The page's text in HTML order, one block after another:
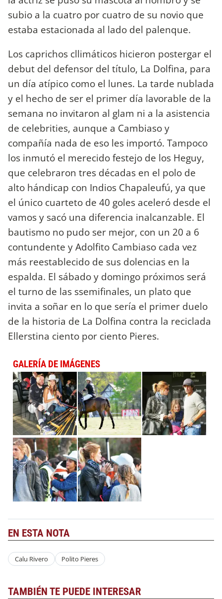
subio a la cuatro por cuatro de su novio que
estaba estacionada al lado del palenque.
Los caprichos cllimáticos hicieron postergar el
debut del defensor del título, La Dolfina, para
un día atípico como el lunes. La tarde nublada
y el hecho de ser el primer día lavorable de la
semana no invitaron al glam ni a la asistencia
de celebrities, aunque a Cambiaso y
compañía nada de eso les importó. Tampoco
los inmutó el merecido festejo de los Heguy,
que celebraron tres décadas en el polo de
alto hándicap con Indios Chapaleufú, ya que
el único cuarteto de 40 goles aceleró desde el
vamos y sacó una diferencia inalcanzable. El
bautismo no pudo ser mejor, con un 20 a 6
contundente y Adolfito Cambiaso cada vez
más reestablecido de sus dolencias en la
espalda. El sábado y domingo próximos será
el turno de las ssemifinales, un plato que
invita a soñar en lo que sería el primer duelo
de la historia de La Dolfina contra la reciclada
Ellerstina ciento por ciento Pieres.
GALERÍA DE IMÁGENES
EN ESTA NOTA
Calu Rivero Polito Pieres
TAMBIÉN TE PUEDE INTERESAR